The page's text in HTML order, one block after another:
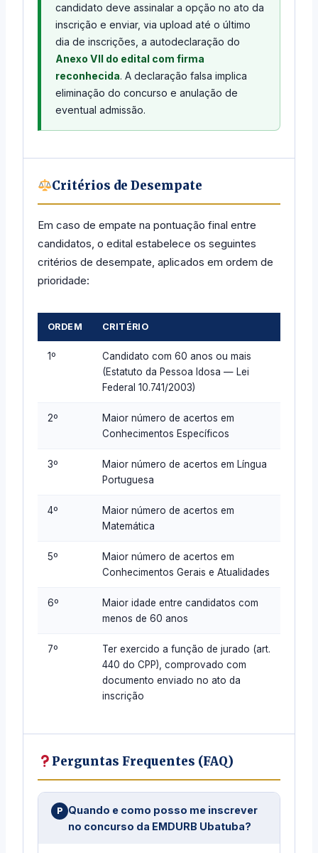
candidato deve assinalar a opção no ato da
inscrição e enviar, via upload até o último
dia de inscrições, a autodeclaração do
Anexo VII do edital com firma
reconhecida. A declaração falsa implica
eliminação do concurso e anulação de
eventual admissão.
Critérios de Desempate
Em caso de empate na pontuação final entre
candidatos, o edital estabelece os seguintes
critérios de desempate, aplicados em ordem de
prioridade:
ORDEM CRITÉRIO
1º
Candidato com 60 anos ou mais
(Estatuto da Pessoa Idosa — Lei
Federal 10.741/2003)
2º
Maior número de acertos em
Conhecimentos Específicos
3º
Maior número de acertos em Língua
Portuguesa
4º
Maior número de acertos em
Matemática
5º
Maior número de acertos em
Conhecimentos Gerais e Atualidades
6º
Maior idade entre candidatos com
menos de 60 anos
7º
Ter exercido a função de jurado (art.
440 do CPP), comprovado com
documento enviado no ato da
inscrição
Perguntas Frequentes (FAQ)
Quando e como posso me inscrever
no concurso da EMDURB Ubatuba?